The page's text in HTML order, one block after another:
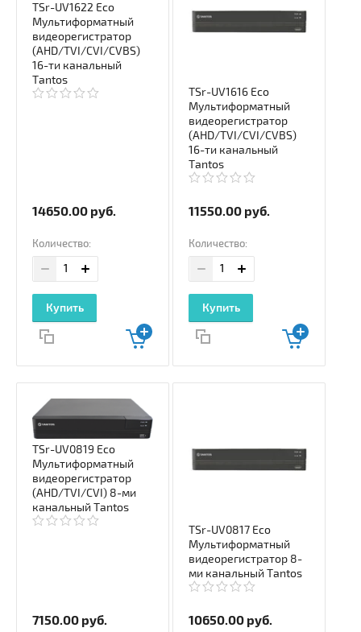
TSr-UV1622 Eco
Мультиформатный
видеорегистратор
(AHD/TVI/CVI/CVBS)
16-ти канальный
Tantos
14650.00 руб.
Количество:
Купить
TSr-UV1616 Eco
Мультиформатный
видеорегистратор
(AHD/TVI/CVI/CVBS)
16-ти канальный
Tantos
11550.00 руб.
Количество:
Купить
TSr-UV0819 Eco
Мультиформатный
видеорегистратор
(AHD/TVI/CVI) 8-ми
канальный Tantos
7150.00 руб.
TSr-UV0817 Eco
Мультиформатный
видеорегистратор 8-
ми канальный Tantos
10650.00 руб.